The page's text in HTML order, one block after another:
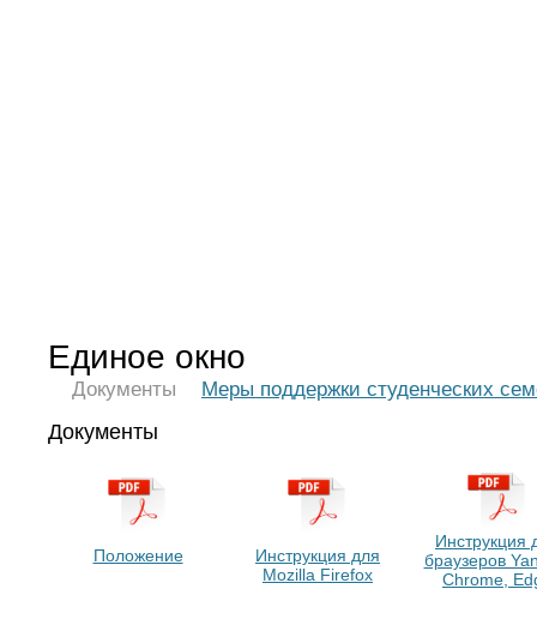
Единое окно
Документы Меры поддержки студенческих
Документы
Положение
Инструкция для
Mozilla Firefox
Инструкция
браузеров
Chrome,